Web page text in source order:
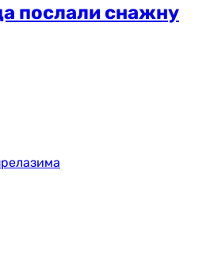
послали снажну